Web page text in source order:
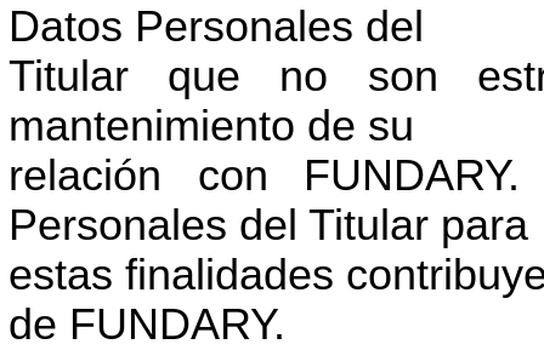
Datos Personales del
Titular que no son
mantenimiento de su
relación con
Personales del Titular para
estas finalidades
de FUNDARY.